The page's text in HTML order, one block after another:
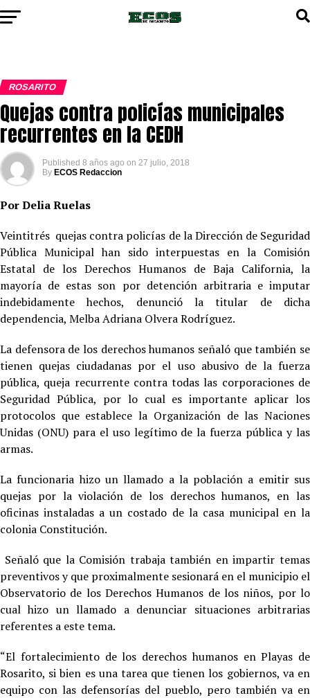
ROSARITO
Quejas contra policías municipales
recurrentes en la CEDH
Published 8 años ago on 27 julio, 2018
By ECOS Redaccion
Por Delia Ruelas
Veintitrés quejas contra policías de la Dirección de Seguridad
Pública Municipal han sido interpuestas en la Comisión
Estatal de los Derechos Humanos de Baja California, la
mayoría de estas son por detención arbitraria e imputar
indebidamente hechos, denunció la titular de dicha
dependencia, Melba Adriana Olvera Rodríguez.
La defensora de los derechos humanos señaló que también se
tienen quejas ciudadanas por el uso abusivo de la fuerza
pública, queja recurrente contra todas las corporaciones de
Seguridad Pública, por lo cual es importante aplicar los
protocolos que establece la Organización de las Naciones
Unidas (ONU) para el uso legítimo de la fuerza pública y las
armas.
La funcionaria hizo un llamado a la población a emitir sus
quejas por la violación de los derechos humanos, en las
oficinas instaladas a un costado de la casa municipal en la
colonia Constitución.
Señaló que la Comisión trabaja también en impartir temas
preventivos y que proximalmente sesionará en el municipio el
Observatorio de los Derechos Humanos de los niños, por lo
cual hizo un llamado a denunciar situaciones arbitrarias
referentes a este tema.
“El fortalecimiento de los derechos humanos en Playas de
Rosarito, si bien es una tarea que tienen los gobiernos, va en
equipo con las defensorías del pueblo, pero también va en